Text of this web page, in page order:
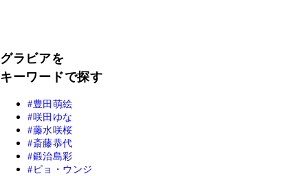
グラビアを
キーワードで探す
豊田萌絵
咲田ゆな
藤水咲桜
斎藤恭代
鍛治島彩
ピョ・ウンジ